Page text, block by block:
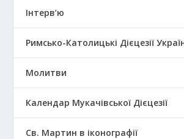
Інтерв’ю
Римсько-Католицькі Дієцезії
Молитви
Календар Мукачівської Дієцезії
Св. Мартин в іконографії